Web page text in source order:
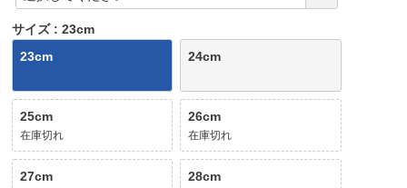
)
サイズ
23cm
23cm
24cm
25cm
在庫切れ
26cm
在庫切れ
27cm 28cm